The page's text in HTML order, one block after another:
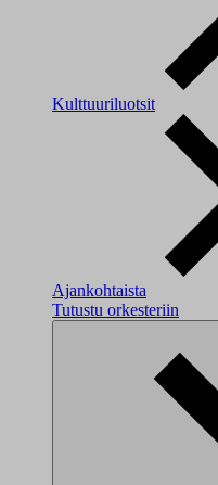
Kulttuuriluotsit
Ajankohtaista
Tutustu orkesteriin